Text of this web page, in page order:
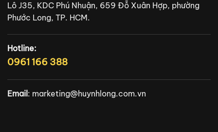
Lô J35, KDC Phú Nhuận, 659 Đỗ Xuân Hợp, phường
Phước Long, TP. HCM.
Hotline:
0961 166 388
Email: marketing@huynhlong.com.vn